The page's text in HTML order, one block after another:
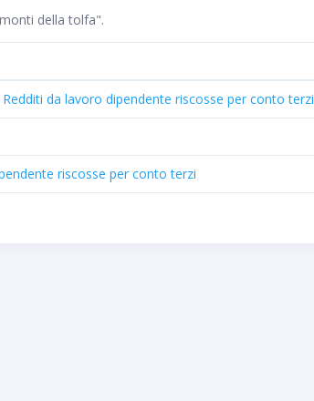
della tolfa".
da lavoro dipendente riscosse per conto terzi
riscosse per conto terzi